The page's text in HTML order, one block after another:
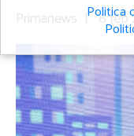
Primanews | 6 feb
Politica